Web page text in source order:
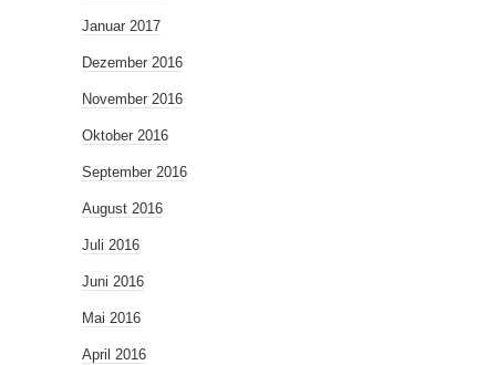
Januar 2017
Dezember 2016
November 2016
Oktober 2016
September 2016
August 2016
Juli 2016
Juni 2016
Mai 2016
April 2016